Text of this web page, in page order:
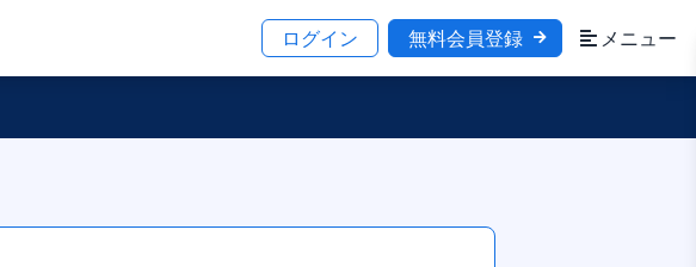
ログイン 無料会員登録 メニュー